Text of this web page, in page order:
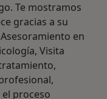
Te mostramos
gracias a su
en
Visita
proceso